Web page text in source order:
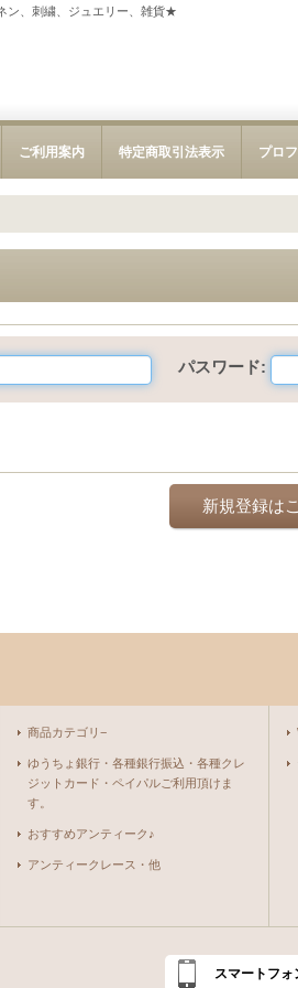
、刺繍、ジュエリー、雑貨★
ご利用案内 特定商取引法表示 プロ
パスワード:
新規登録は
商品カテゴリ−
ゆうちょ銀行・各種銀行振込・各種クレ
ジットカード・ペイパルご利用頂けま
す。
おすすめアンティーク♪
アンティークレース・他
スマートフォ